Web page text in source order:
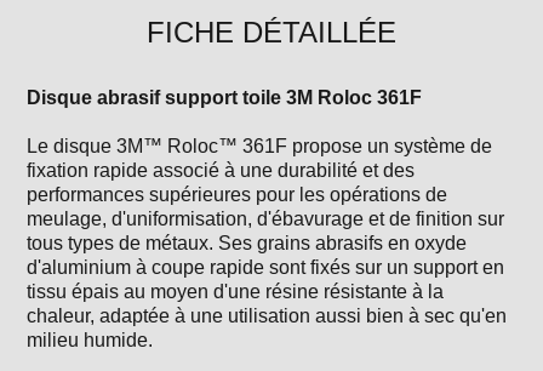
FICHE DÉTAILLÉE
Disque abrasif support toile 3M Roloc 361F
Le disque 3M™ Roloc™ 361F propose un système de
fixation rapide associé à une durabilité et des
performances supérieures pour les opérations de
meulage, d'uniformisation, d'ébavurage et de finition sur
tous types de métaux. Ses grains abrasifs en oxyde
d'aluminium à coupe rapide sont fixés sur un support en
tissu épais au moyen d'une résine résistante à la
chaleur, adaptée à une utilisation aussi bien à sec qu'en
milieu humide.